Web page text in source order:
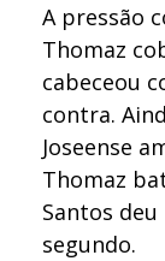
A pressão
Thomaz
cabeceou
contra.
Joseense
Thomaz
Santos
segundo.